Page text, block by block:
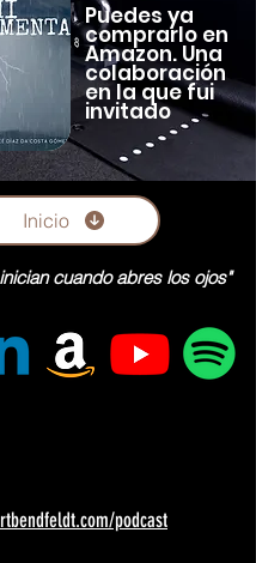
Puedes ya
comprarlo en
Amazon. Una
colaboración
en la que fui
invitado
Inicio
cuando abres los ojos"
podcast